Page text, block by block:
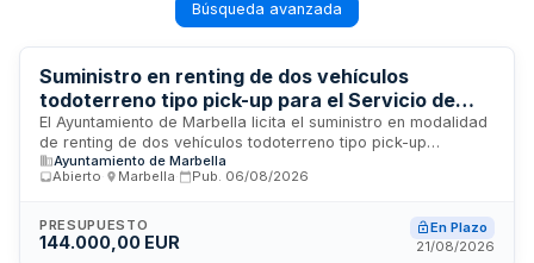
Búsqueda avanzada
Suministro en renting de dos vehículos
todoterreno tipo pick-up para el Servicio de
Protección Civil del Ayuntamiento de Marbella
El Ayuntamiento de Marbella licita el suministro en modalidad
de renting de dos vehículos todoterreno tipo pick-up
destinados al Servicio Local de Protección Civil. Los
vehículos deberán cumplir con los criterios de
establecidos por el servicio, conforme a las directrices de
imagen corporativa municipal. El adjudicatario deberá
Ayuntamiento de Marbella
Abierto
Marbella Pub. 06/08/2026
PRESUPUESTO
144.000,00 EUR
En Plazo
21/08/2026